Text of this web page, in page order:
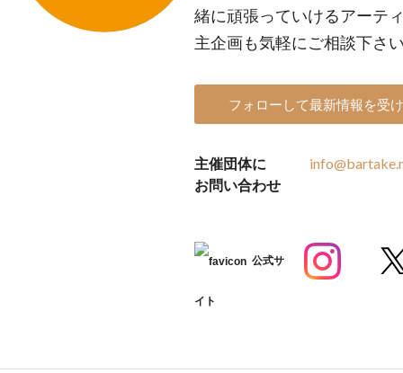
緒に頑張っていけるアーテ
主企画も気軽にご相談下さ
フォローして最新情報を受
主催団体に
お問い合わせ
公式サ
イト